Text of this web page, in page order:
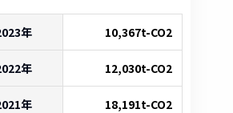
年 10,367t-CO2
年 12,030t-CO2
年 18,191t-CO2